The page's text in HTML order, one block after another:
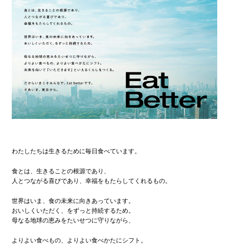
わたしたちは生きるために毎日食べています。
食とは、生きることの根源であり、
人とつながる喜びであり、幸福をもたらしてくれるもの。
世界はいま、食の未来に向きあっています。
おいしくいただく、をずっと持続するため。
母なる地球の恵みをたいせつに守りながら、
よりよい食べもの、よりよい食べかたにシフト。